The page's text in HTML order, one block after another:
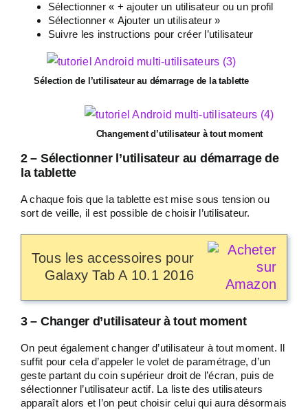
Sélectionner « + ajouter un utilisateur ou un profil
Sélectionner « Ajouter un utilisateur »
Suivre les instructions pour créer l’utilisateur
Sélection de l’utilisateur au démarrage de la tablette
Changement d’utilisateur à tout moment
2 – Sélectionner l’utilisateur au démarrage de
la tablette
A chaque fois que la tablette est mise sous tension ou
sort de veille, il est possible de choisir l’utilisateur.
Tous les accessoires pour
Galaxy Tab A 10.1 2016
3 – Changer d’utilisateur à tout moment
On peut également changer d’utilisateur à tout moment. Il
suffit pour cela d’appeler le volet de paramétrage, d’un
geste partant du coin supérieur droit de l’écran, puis de
sélectionner l’utilisateur actif. La liste des utilisateurs
apparaît alors et l’on peut choisir celui qui aura désormais